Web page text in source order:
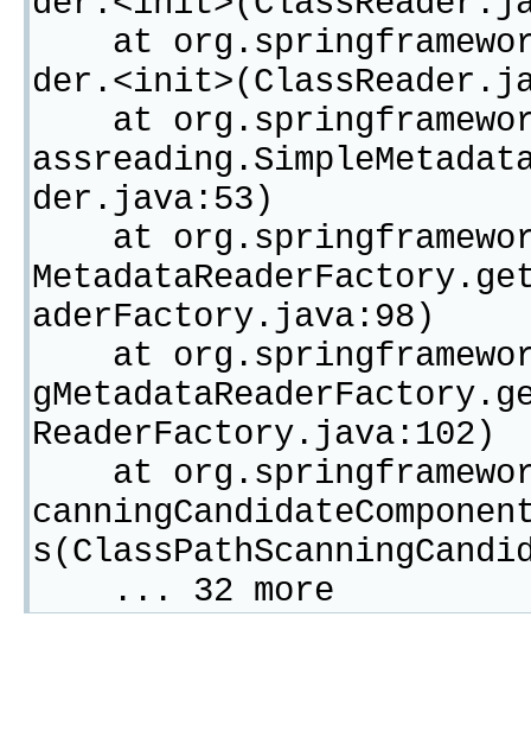
at
at
der.java:53)
at
aderFactory.java:98)
at
ReaderFactory.java:102)
at
... 32 more